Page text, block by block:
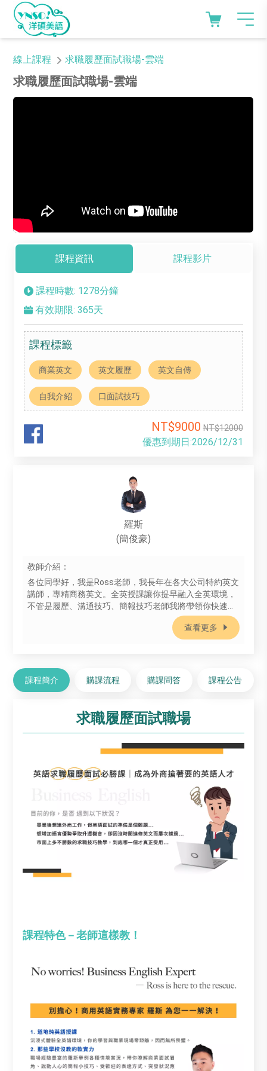
線上課程 求職履歷面試職場-雲端
求職履歷面試職場-雲端
課程資訊 課程影片
課程時數: 1278分鐘
有效期限: 365天
課程標籤
商業英文 英文履歷 英文自傳
自我介紹 口面試技巧
NT$9000 NT$12000
優惠到期日:2026/12/31
羅斯
(簡俊豪)
教師介紹：
各位同學好，我是Ross老師，我長年在各大公司特約英文
講師，專精商務英文。全英授課讓你提早融入全英環境，
不管是履歷、溝通技巧、簡報技巧老師我將帶領你快速上
查看更多
課程簡介 購課流程 購課問答 課程公告
求職履歷面試職場
課程特色－老師這樣教！